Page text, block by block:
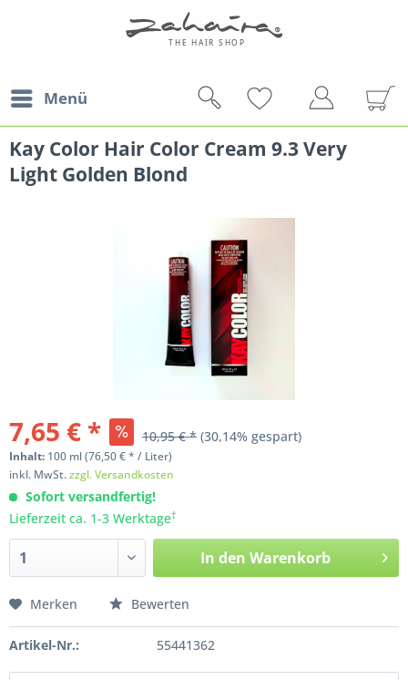
Menü
Kay Color Hair Color Cream 9.3 Very
Light Golden Blond
7,65 € * 10,95 € * (30,14% gespart)
Inhalt: 100 ml(76,50 € * / Liter)
inkl. MwSt.zzgl. Versandkosten
Sofort versandfertig!
Lieferzeit ca. 1-3 Werktage†
In den Warenkorb
Merken Bewerten
Artikel-Nr.: 55441362